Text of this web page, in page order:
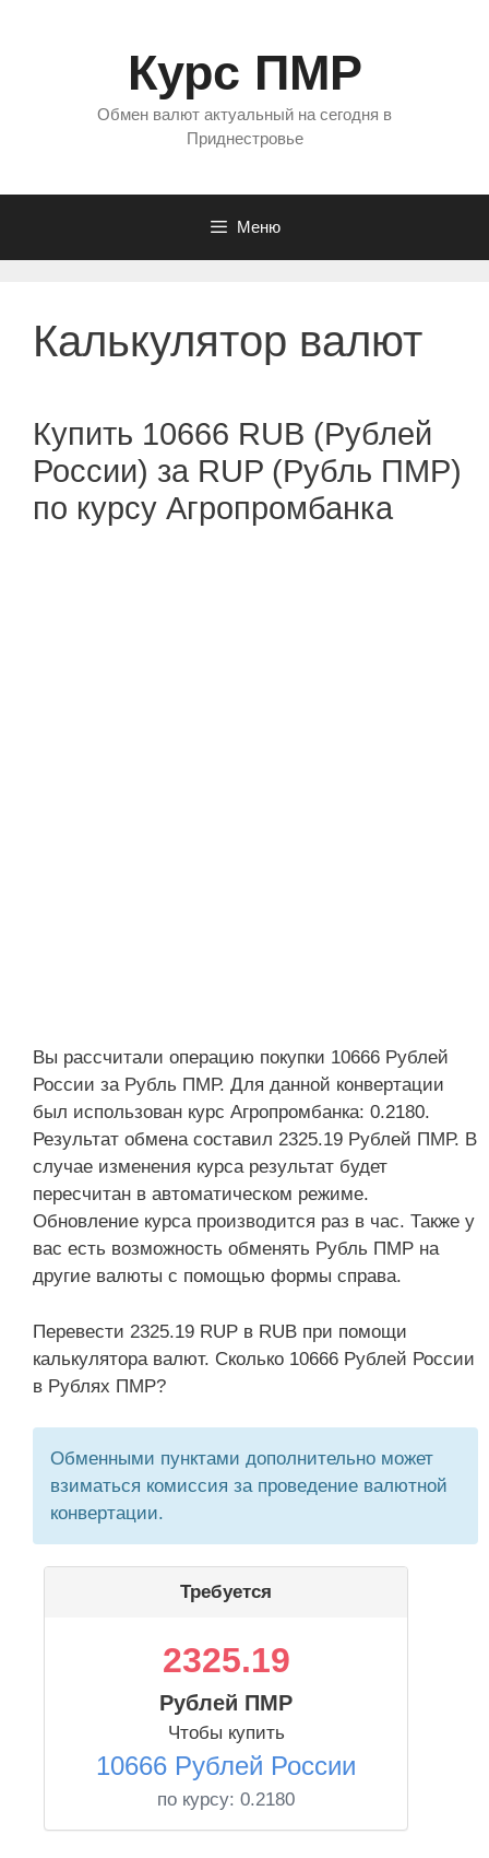
Курс ПМР
Обмен валют актуальный на сегодня в
Приднестровье
Меню
Калькулятор валют
Купить 10666 RUB (Рублей
России) за RUP (Рубль ПМР)
по курсу Агропромбанка
Вы рассчитали операцию покупки 10666 Рублей
России за Рубль ПМР. Для данной конвертации
был использован курс Агропромбанка: 0.2180.
Результат обмена составил 2325.19 Рублей ПМР. В
случае изменения курса результат будет
пересчитан в автоматическом режиме.
Обновление курса производится раз в час. Также у
вас есть возможность обменять Рубль ПМР на
другие валюты с помощью формы справа.
Перевести 2325.19 RUP в RUB при помощи
калькулятора валют. Сколько 10666 Рублей России
в Рублях ПМР?
Обменными пунктами дополнительно может
взиматься комиссия за проведение валютной
конвертации.
Требуется
2325.19
Рублей ПМР
Чтобы купить
10666 Рублей России
по курсу: 0.2180